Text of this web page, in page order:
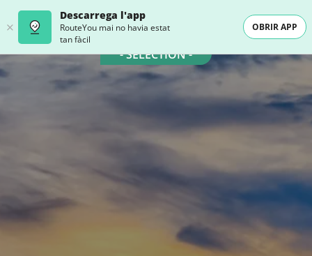
Descarrega l'app
RouteYou mai no havia estat
tan fàcil
OBRIR APP
- SELECTION -